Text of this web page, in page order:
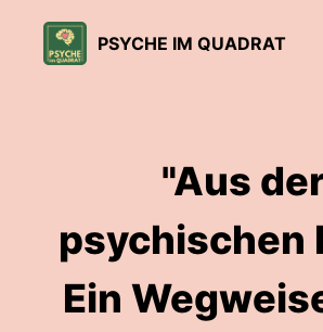
PSYCHE IM QUADRAT
"Aus
psychischen
Ein